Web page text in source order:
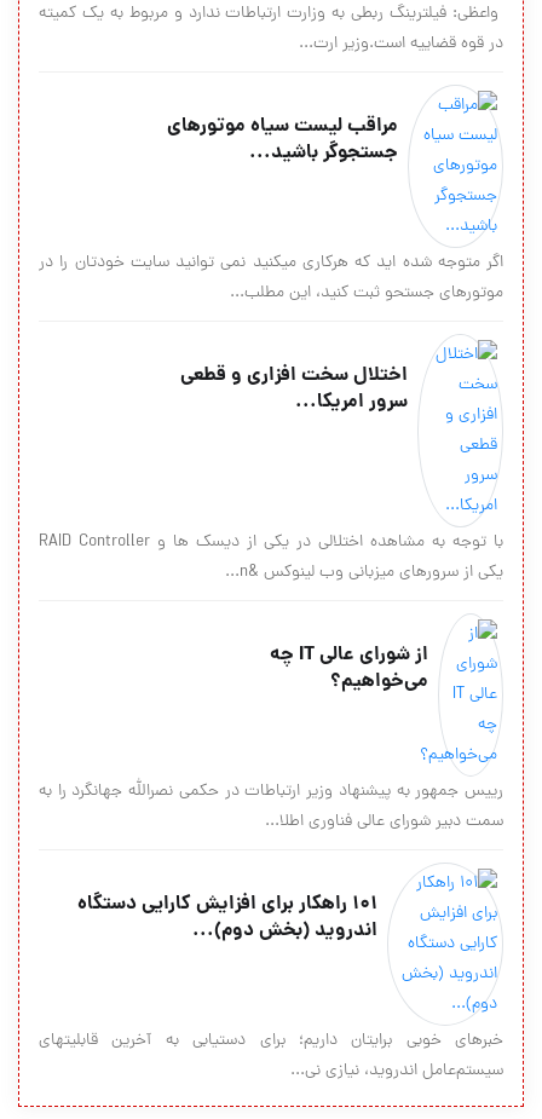
واعظی: فیلترینگ ربطی به وزارت ارتباطات ندارد و مربوط به یک کمیته
در قوه قضاییه است.وزیر ارت...
مراقب لیست سیاه موتورهای
جستجوگر باشید...
اگر متوجه شده ايد كه هركاري ميكنيد نمي توانيد سايت خودتان را در
موتورهاي جستحو ثبت كنيد، اين مطلب...
اختلال سخت افزاری و قطعی
سرور امریکا...
با توجه به مشاهده اختلالی در یکی از دیسک ها و RAID Controller
یکی از سرورهای میزبانی وب لینوکس &n...
از شورای عالی IT چه
می‌خواهیم؟
رییس جمهور به پیشنهاد وزیر ارتباطات در حکمی نصرالله جهانگرد را به
سمت دبیر شورای عالی فناوری اطلا...
101 راهکار برای افزایش کارایی دستگاه
اندروید (بخش دوم)...
خبرهای خوبی برایتان داریم؛ برای دستیابی به آخرین قابلیت‎های
سیستم‌عامل اندروید، نیازی نی...